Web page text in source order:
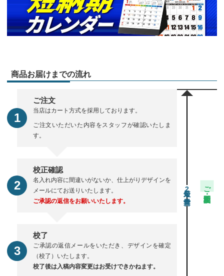
商品お届けまでの流れ
ご注文
当店はカート方式を採用しております。
ご注文いただいた内容をスタッフが確認いたしま
す。
校正確認
名入れ内容に間違いがないか、仕上がりデザインを
メールにてお送りいたします。
ご承認の返信をお願いいたします。
校了
ご承認の返信メールをいただき、デザインを確定
（校了）いたします。
校了後は入稿内容変更はお受けできかねます。
2 ご注文・校正期間